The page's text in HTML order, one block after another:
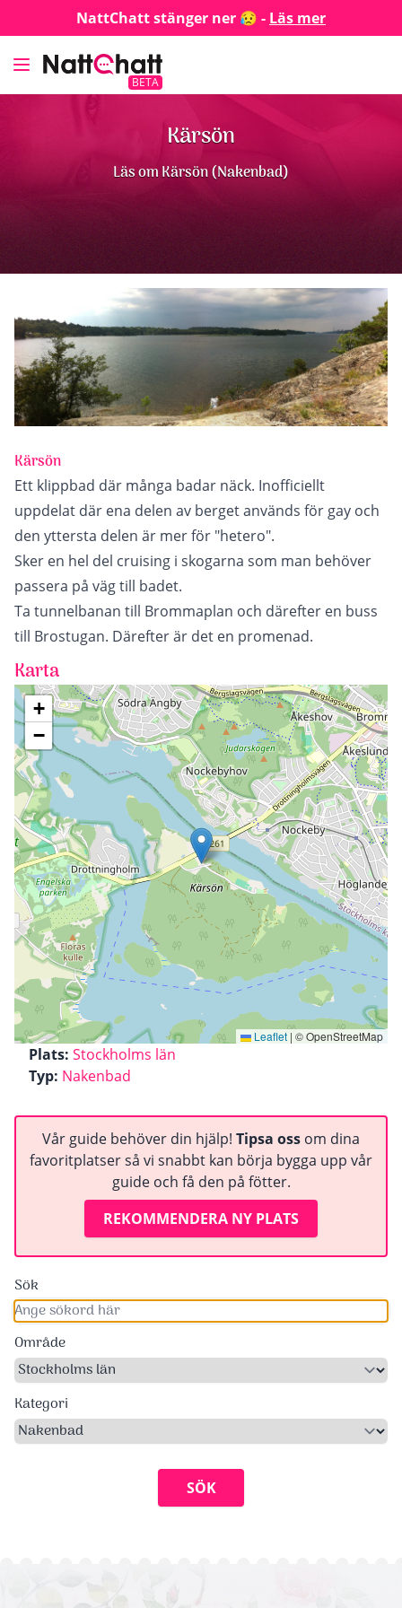
NattChatt stänger ner 😥 - Läs mer
BETA
Kärsön
Läs om Kärsön (Nakenbad)
Sök
Område
Kategori
SÖK
Kärsön
Ett klippbad där många badar näck. Inofficiellt
uppdelat där ena delen av berget används för gay och
den yttersta delen är mer för "hetero".
Sker en hel del cruising i skogarna som man behöver
passera på väg till badet.
Ta tunnelbanan till Brommaplan och därefter en buss
till Brostugan. Därefter är det en promenad.
Karta
+
−
Leaflet | © OpenStreetMap
Plats: Stockholms län
Typ: Nakenbad
Vår guide behöver din hjälp! Tipsa oss om dina
favoritplatser så vi snabbt kan börja bygga upp vår
guide och få den på fötter.
REKOMMENDERA NY PLATS